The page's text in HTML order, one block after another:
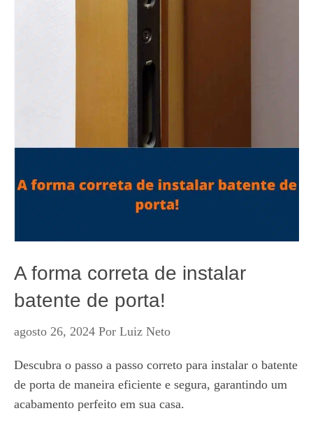
A forma correta de instalar
batente de porta!
agosto 26, 2024 Por Luiz Neto
Descubra o passo a passo correto para instalar o batente
de porta de maneira eficiente e segura, garantindo um
acabamento perfeito em sua casa.